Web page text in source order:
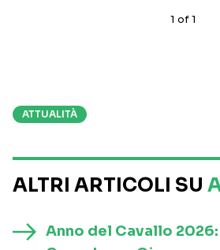
1 of1
ATTUALITÀ
ALTRI ARTICOLI SU
Anno del Cavallo 2026: